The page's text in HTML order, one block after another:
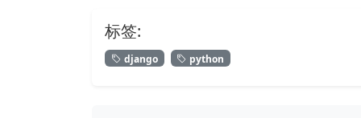
标签:
django python